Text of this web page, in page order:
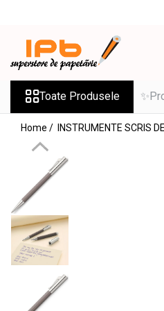
Toate Produsele
Ghiozdane, Rucsacuri,
Penare, Etuiuri, Necessaire
Saci de sport, Borsete
Caiete cu 2 sau mai multe
subiecte
Caiete de Calitate
Blocuri de desen
Coperți
Stilouri si Rollere cu Cerneala
Toate Produsele
Home / INSTRUMENTE SCRIS